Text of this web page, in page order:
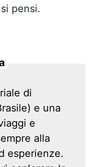
pensi.
di
e una
e
alla
esperienze.